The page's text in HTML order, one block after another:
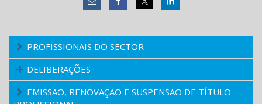
PROFISSIONAIS DO SECTOR
DELIBERAÇÕES
EMISSÃO, RENOVAÇÃO E SUSPENSÃO DE TÍTULO